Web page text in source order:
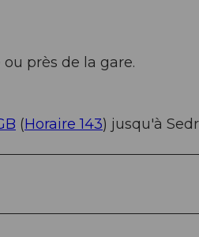
près de la gare.
(Horaire 143) jusqu'à